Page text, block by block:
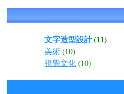
文字造型設計(11)
美術(10)
視覺文化(10)